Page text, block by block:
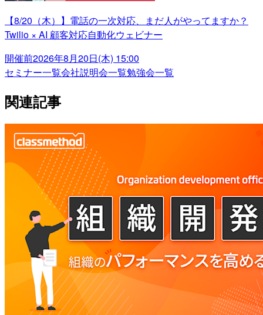
【8/20（木）】電話の一次対応、まだ人がやってますか？
Twilio × AI 顧客対応自動化ウェビナー
開催前2026年8月20日(木) 15:00
セミナー一覧会社説明会一覧勉強会一覧
関連記事